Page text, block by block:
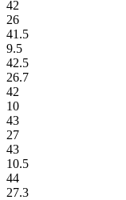
42
26
41.5
9.5
42.5
26.7
42
10
43
27
43
10.5
44
27.3